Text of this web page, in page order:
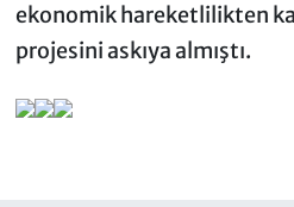
ekonomik hareketlilikten
projesini askıya almıştı.